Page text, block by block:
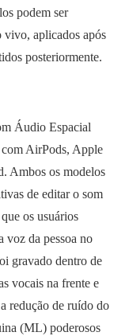
podem ser
vivo, aplicados após
posteriormente.
Áudio Espacial
AirPods, Apple
Ambos os modelos
de editar o som
os usuários
voz da pessoa no
gravado dentro de
vocais na frente e
redução de ruído do
(ML) poderosos